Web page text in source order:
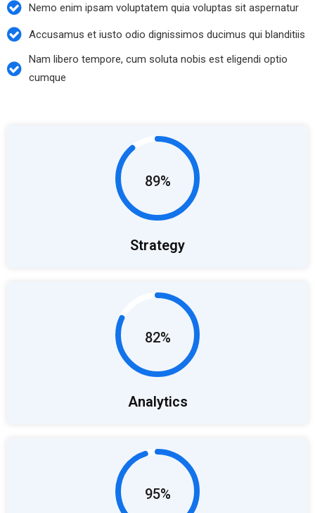
Nemo enim ipsam voluptatem quia voluptas sit aspernatur
Accusamus et iusto odio dignissimos ducimus qui blanditiis
Nam libero tempore, cum soluta nobis est eligendi optio
cumque
89%
Strategy
82%
Analytics
95%